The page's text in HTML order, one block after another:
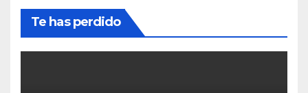
Te has perdido